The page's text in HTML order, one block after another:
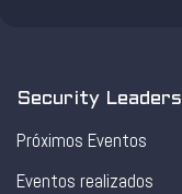
Security Leaders
Próximos Eventos
Eventos realizados